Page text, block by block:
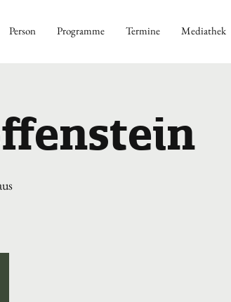
Person Programme Termine Mediathek